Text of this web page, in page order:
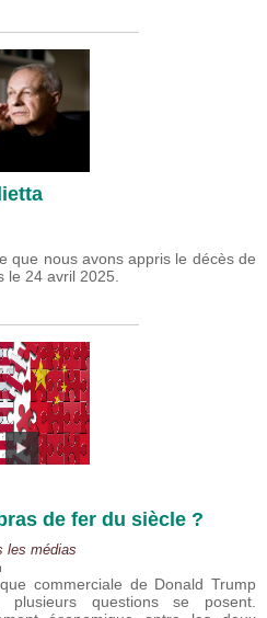
que nous avons appris le décès de
le 24 avril 2025.
de fer du siècle ?
les médias
commerciale de Donald Trump
plusieurs questions se posent.